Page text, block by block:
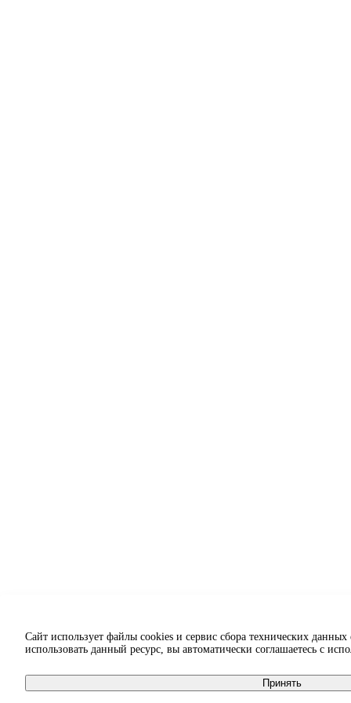
Сайт использует файлы cookies и сервис сбора технических
использовать данный ресурс, вы автоматически соглашаетесь с
Принять